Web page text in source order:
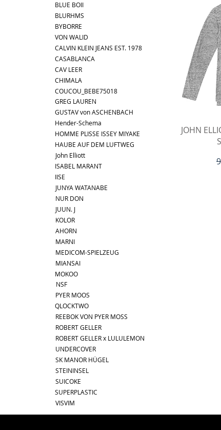
BLUE BOII
BLURHMS
BYBORRE
VON WALID
CALVIN KLEIN JEANS EST. 1978
CASABLANCA
CAV LEER
CHIMALA
GREG LAUREN
COUCOU_BEBE75018
GUSTAV von ASCHENBACH
Hender-Schema
HOMME PLISSE ISSEY MIYAKE
HAUBE AUF DEM LUFTWEG
John Elliott
ISABEL MARANT
IISE
JUNYA WATANABE
NUR DON
JUUN. J
KOLOR
AHORN
MARNI
MEDICOM-SPIELZEUG
MIANSAI
NSF
MOKOO
PYER MOOS
QLOCKTWO
REEBOK VON PYER MOSS
ROBERT GELLER
ROBERT GELLER x LULULEMON
UNDERCOVER
SK MANOR HÜGEL
STEININSEL
SUICOKE
SUPERPLASTIC
VISVIM
JOHN